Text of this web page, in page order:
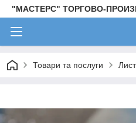
"МАСТЕРС" ТОРГОВО-
Товари та послуги